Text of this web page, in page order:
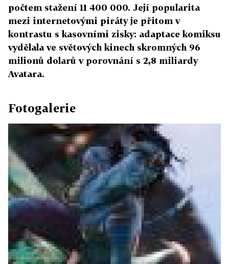
počtem stažení 11 400 000. Její popularita
mezi internetovými piráty je přitom v
kontrastu s kasovními zisky: adaptace komiksu
vydělala ve světových kinech skromných 96
milionů dolarů v porovnání s 2,8 miliardy
Avatara.
Fotogalerie